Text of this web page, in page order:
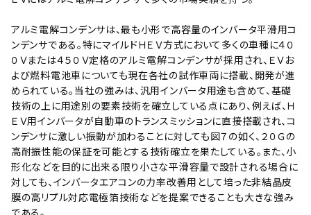
アルミ電解コンデンサは、最も小形で高容量のインバータ平滑用コ
ンデンサである。特にマイルドＨＥＶ方式において多くの車種に４０
０Ｖまたは４５０Ｖ定格のアルミ電解コンデンサが採用され、ＥＶお
よび燃料電池車についても現在各社の試作車両に搭載、開発が進
められている。当社の強みは、汎用インバータ用途も含めて、基礎
技術の上に用途別の要素技術を確立している点にあり、例えば、Ｈ
ＥＶ用インバータが自動車のトランスミッションに直接搭載され、コ
ンデンサに激しい振動が加わることに対しても図７の如く、２０Ｇの
高耐振性能の保証を可能とする技術確立を果たしている。また、小
形化などを目的に出来る限り小さな平滑容量で設計される場合に
対しても、インバータエアコンの力率改善用として培った非結晶皮
膜の高リプル対応電極箔技術などを提案できることも大きな強み